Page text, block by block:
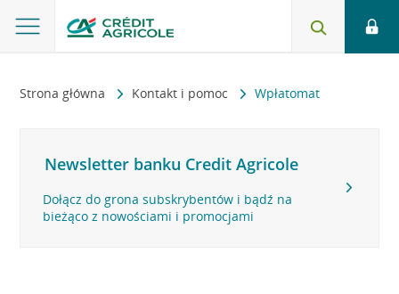
Strona główna Kontakt i pomoc Wpłatomat
Newsletter banku Credit Agricole
Dołącz do grona subskrybentów i bądź na
bieżąco z nowościami i promocjami